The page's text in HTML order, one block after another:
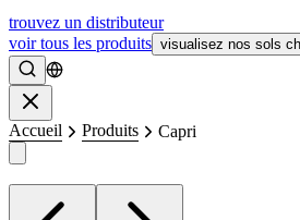
trouvez un distributeur
voir tous les produits visualisez nos sols
Rechercher
Accueil Produits Capri